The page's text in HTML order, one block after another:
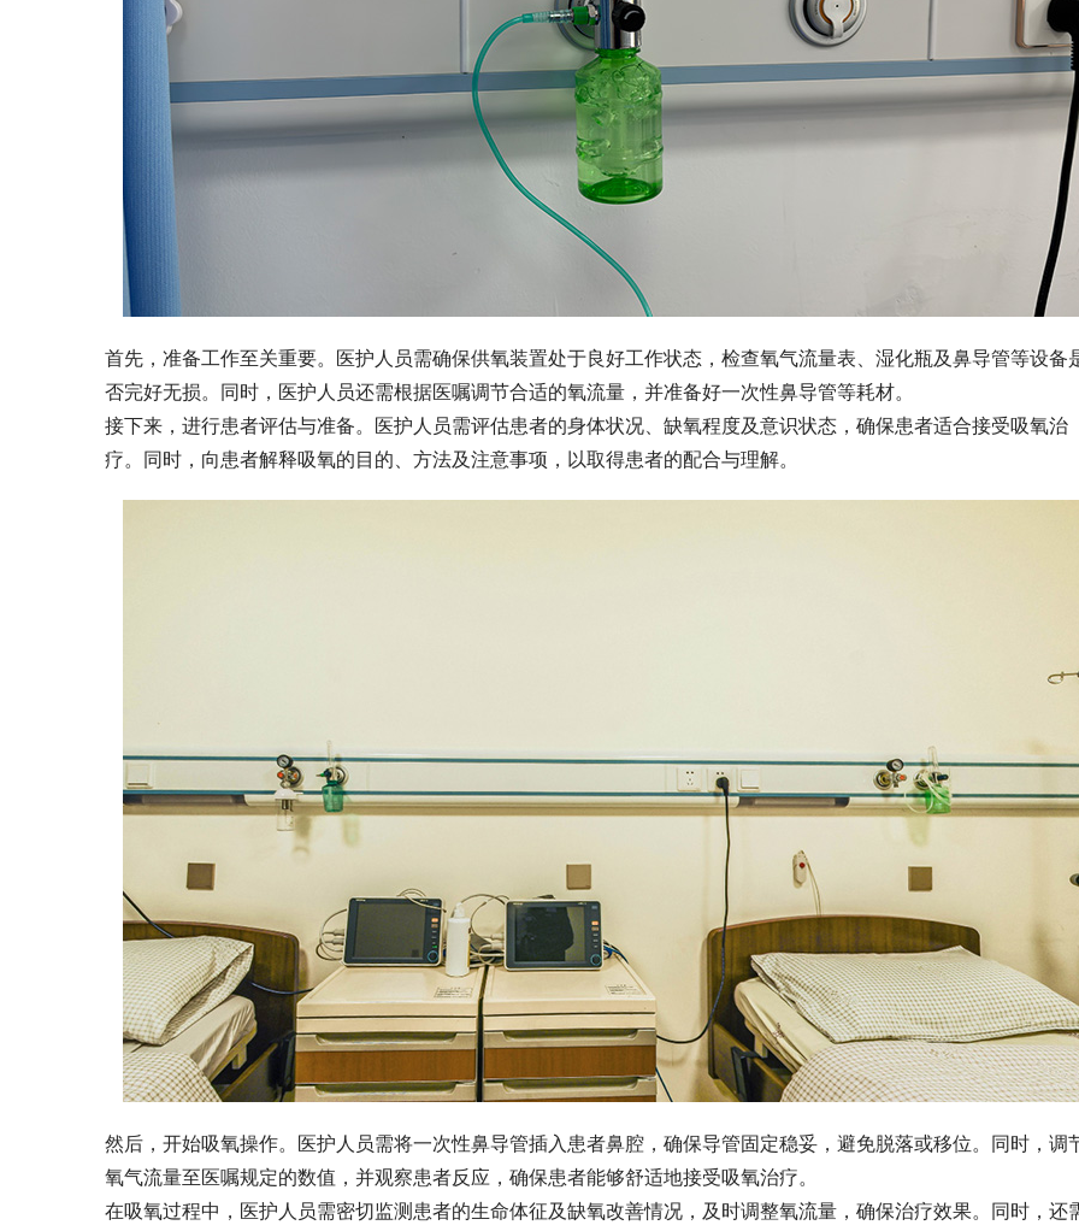
首先，准备工作至关重要。医护人员需确保供氧装置处于良好工作状态，检查氧气流量表、湿化瓶及鼻导管等设备
否完好无损。同时，医护人员还需根据医嘱调节合适的氧流量，并准备好一次性鼻导管等耗材。
接下来，进行患者评估与准备。医护人员需评估患者的身体状况、缺氧程度及意识状态，确保患者适合接受吸氧治
疗。同时，向患者解释吸氧的目的、方法及注意事项，以取得患者的配合与理解。
然后，开始吸氧操作。医护人员需将一次性鼻导管插入患者鼻腔，确保导管固定稳妥，避免脱落或移位。同时，调
氧气流量至医嘱规定的数值，并观察患者反应，确保患者能够舒适地接受吸氧治疗。
在吸氧过程中，医护人员需密切监测患者的生命体征及缺氧改善情况，及时调整氧流量，确保治疗效果。同时，还